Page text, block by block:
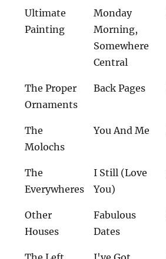
Ultimate
Painting
Monday
Morning,
Somewhere
Central
The Proper
Ornaments
Back Pages
The
Molochs
You And Me
The
Everywheres
I Still (Love
You)
Other
Houses
Fabulous
Dates